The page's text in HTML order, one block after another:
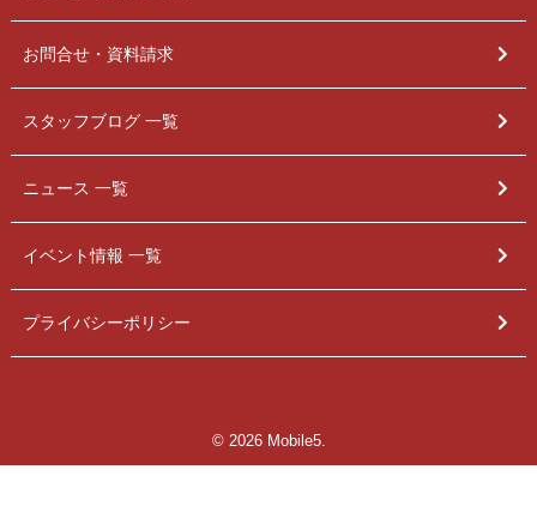
お問合せ・資料請求
スタッフブログ 一覧
ニュース 一覧
イベント情報 一覧
プライバシーポリシー
© 2026 Mobile5.